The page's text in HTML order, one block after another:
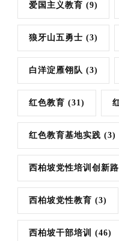
爱国主义教育 (9)
狼牙山五勇士 (3)
白洋淀雁翎队 (3)
红色教育 (31)
红色教育基地实践 (3)
西柏坡党性培训创新
西柏坡党性教育 (3)
西柏坡干部培训 (46)